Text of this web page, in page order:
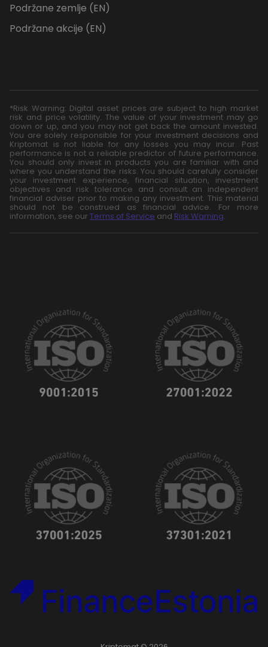
Podržane zemlje (EN)
Podržane akcije (EN)
*Risk Warning: Digital asset prices are subject to high market
risk and price volatility. The value of your investment may go
down or up, and you may not get back the amount invested.
You are solely responsible for your investment decisions and
Kriptomat is not liable for any losses you may incur. Past
performance is not a reliable predictor of future performance.
You should only invest in products you are familiar with and
where you understand the risks. You should carefully consider
your investment experience, financial situation, investment
objectives and risk tolerance and consult an independent
financial adviser prior to making any investment. This material
should not be construed as financial advice. For more
information, see our Terms of Service and Risk Warning.